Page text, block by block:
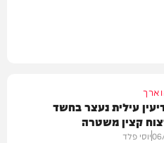
עילית נעצר בחשד
קצין משטרה
יוסי פלד